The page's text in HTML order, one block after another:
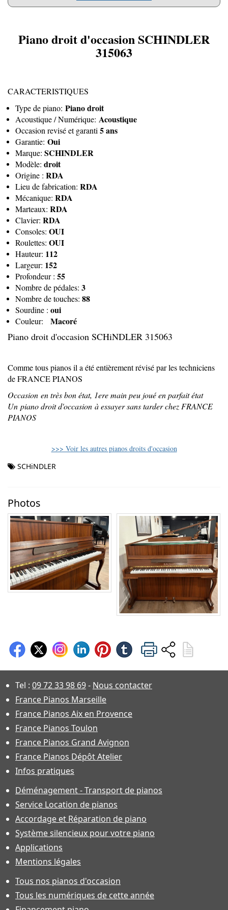
Piano droit d'occasion SCHINDLER
315063
CARACTERISTIQUES
Type de piano: Piano droit
Acoustique / Numérique: Acoustique
Occasion revisé et garanti 5 ans
Garantie: Oui
Marque: SCHINDLER
Modèle: droit
Origine : RDA
Lieu de fabrication: RDA
Mécanique: RDA
Marteaux: RDA
Clavier: RDA
Consoles: OUI
Roulettes: OUI
Hauteur: 112
Largeur: 152
Profondeur : 55
Nombre de pédales: 3
Nombre de touches: 88
Sourdine : oui
Couleur: Macoré
Piano droit d'occasion SCHiNDLER 315063
Comme tous pianos il a été entièrement révisé par les techniciens
de FRANCE PIANOS
Occasion en très bon état, 1ere main peu joué en parfait état
Un piano droit d'occasion à essayer sans tarder chez FRANCE
PIANOS
>>> Voir les autres pianos droits d'occasion
SCHiNDLER
Photos
Tel : 09 72 33 98 69- Nous contacter
France Pianos Marseille
France Pianos Aix en Provence
France Pianos Toulon
France Pianos Grand Avignon
France Pianos Dépôt Atelier
Infos pratiques
Déménagement - Transport de pianos
Service Location de pianos
Accordage et Réparation de piano
Système silencieux pour votre piano
Applications
Mentions légales
Tous nos pianos d'occasion
Tous les numériques de cette année